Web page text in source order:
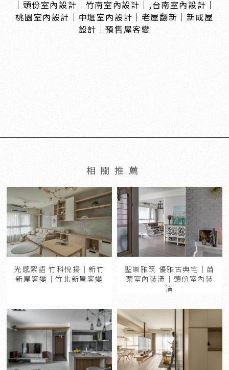
光感絮語 竹科悅揚｜新竹
新屋客變｜竹北新屋客變
聖樂雅筑 優雅古典宅｜苗
栗室內裝潢｜頭份室內裝
潢